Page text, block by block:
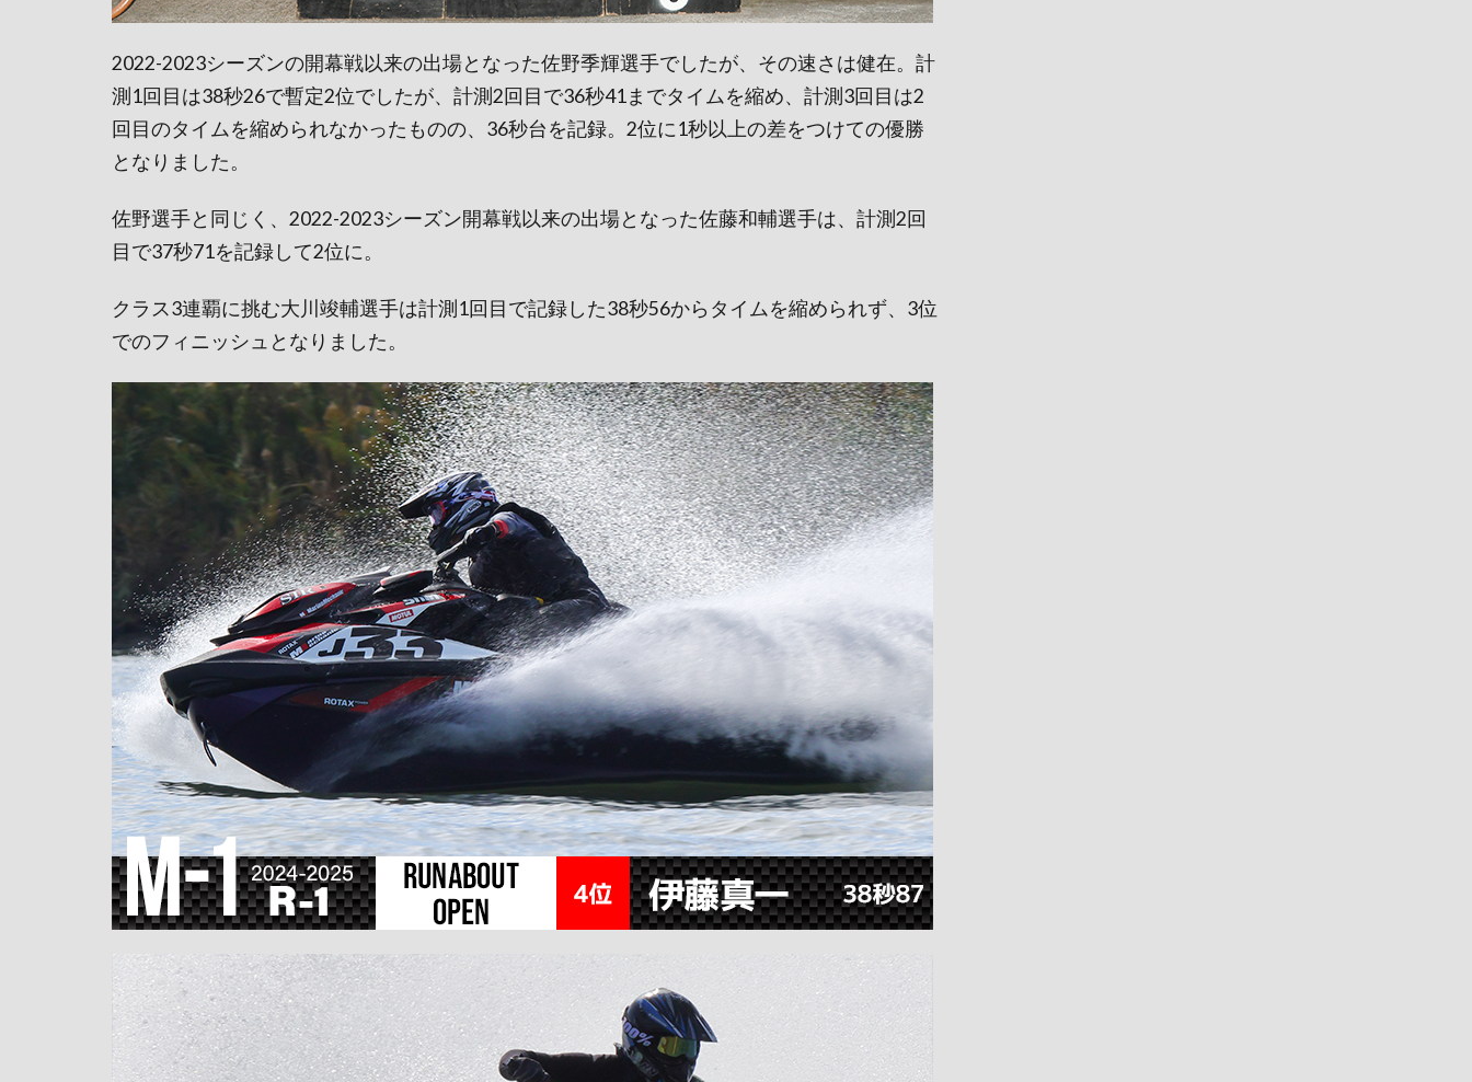
2022-2023シーズンの開幕戦以来の出場となった佐野季輝選手でしたが、その速さは健在。計
測1回目は38秒26で暫定2位でしたが、計測2回目で36秒41までタイムを縮め、計測3回目は2
回目のタイムを縮められなかったものの、36秒台を記録。2位に1秒以上の差をつけての優勝
となりました。
佐野選手と同じく、2022-2023シーズン開幕戦以来の出場となった佐藤和輔選手は、計測2回
目で37秒71を記録して2位に。
クラス3連覇に挑む大川竣輔選手は計測1回目で記録した38秒56からタイムを縮められず、3位
でのフィニッシュとなりました。